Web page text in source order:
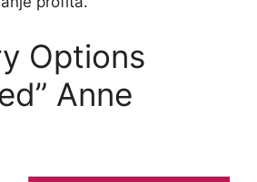
Options
Anne